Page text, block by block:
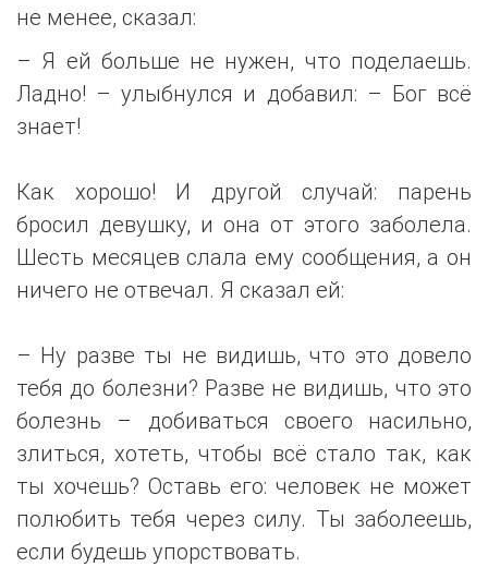
не менее, сказал:
– Я ей больше не нужен, что поделаешь.
Ладно! – улыбнулся и добавил: – Бог всё
знает!
Как хорошо! И другой случай: парень
бросил девушку, и она от этого заболела.
Шесть месяцев слала ему сообщения, а он
ничего не отвечал. Я сказал ей:
– Ну разве ты не видишь, что это довело
тебя до болезни? Разве не видишь, что это
болезнь – добиваться своего насильно,
злиться, хотеть, чтобы всё стало так, как
ты хочешь? Оставь его: человек не может
полюбить тебя через силу. Ты заболеешь,
если будешь упорствовать.